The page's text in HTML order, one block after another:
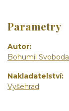
Parametry
Autor
Bohumil Svoboda
Nakladatelství
Vyšehrad